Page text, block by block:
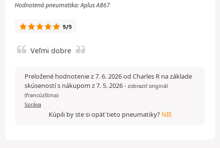
Hodnotená pneumatika: Aplus A867
5/5
Veľmi dobre
Preložené hodnotenie z 7. 6. 2026 od Charles R na základe
skúseností s nákupom z 7. 5. 2026- zobraziť originál
(francúzština)
Správa
Kúpili by ste si opäť tieto pneumatiky? NIE